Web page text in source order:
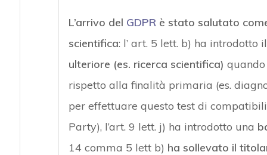
L’arrivo del GDPRè stato salutato
scientifica: l’ art. 5 lett. b) ha introdotto
ulteriore (es. ricerca scientifica) quando
rispetto alla finalità primaria (es.
per effettuare questo test di
Party), l’art. 9 lett. j) ha introdotto una
14 comma 5 lett b) ha sollevato il